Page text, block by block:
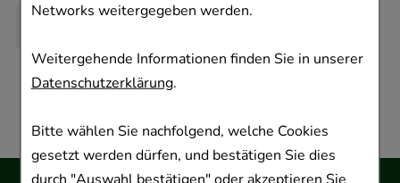
Networks weitergegeben werden.
Weitergehende Informationen finden Sie in unserer
Datenschutzerklärung.
Bitte wählen Sie nachfolgend, welche Cookies
gesetzt werden dürfen, und bestätigen Sie dies